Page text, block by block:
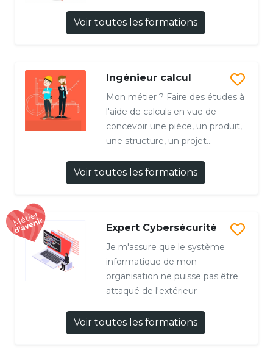
Voir toutes les formations
Ingénieur calcul
Mon métier ? Faire des études à
l'aide de calculs en vue de
concevoir une pièce, un produit,
une structure, un projet...
Voir toutes les formations
Expert Cybersécurité
Je m'assure que le système
informatique de mon
organisation ne puisse pas être
attaqué de l'extérieur
Voir toutes les formations